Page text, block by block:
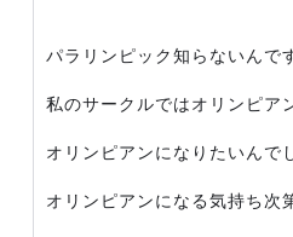
パラリンピック知らないんで
私のサークルではオリンピア
オリンピアンになりたいんで
オリンピアンになる気持ち次